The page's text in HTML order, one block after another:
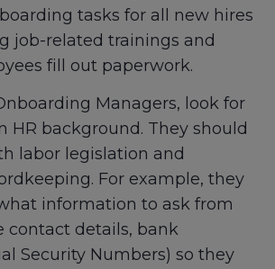
tasks for all new hires
job-related trainings and
fill out paperwork.
Managers, look for
HR background. They should
labor legislation and
For example, they
information to ask from
contact details, bank
Security Numbers) so they